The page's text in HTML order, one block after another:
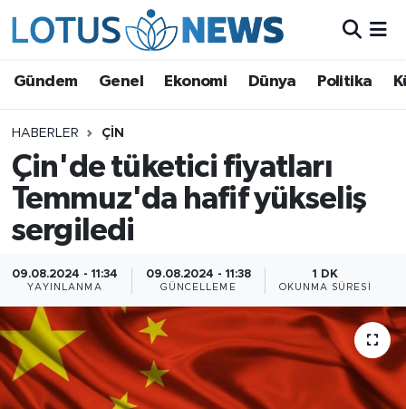
Gündem Genel Ekonomi Dünya Politika
HABERLER ÇIN
Çin'de tüketici fiyatları
Temmuz'da hafif yükseliş
sergiledi
09.08.2024 - 11:34
YAYINLANMA
09.08.2024 - 11:38
GÜNCELLEME
1 DK
OKUNMA SÜRESI
Ekonomi
Dünya
Politika
Bilim ve Teknoloji
Çin Fuarları